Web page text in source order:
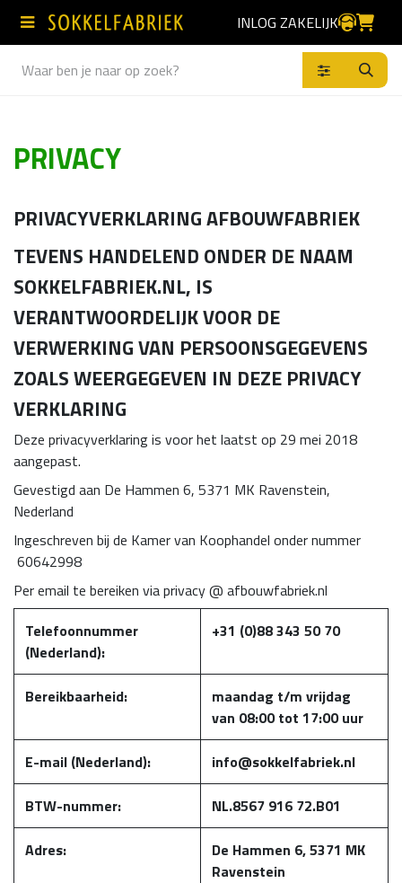
Overslaan naar inhoud
INLOG ZAKELIJK
Producten
PRIVACY
PRIVACYVERKLARING AFBOUWFABRIEK
TEVENS HANDELEND ONDER DE NAAM
SOKKELFABRIEK.NL, IS
VERANTWOORDELIJK VOOR DE
VERWERKING VAN PERSOONSGEGEVENS
ZOALS WEERGEGEVEN IN DEZE PRIVACY
VERKLARING
Deze privacyverklaring is voor het laatst op 29 mei 2018
aangepast.
Gevestigd aan De Hammen 6, 5371 MK Ravenstein,
Nederland
Ingeschreven bij de Kamer van Koophandel onder nummer
60642998
Per email te bereiken via privacy @ afbouwfabriek.nl
Telefoonnummer
(Nederland):
+31 (0)88 343 50 70
Bereikbaarheid:
maandag t/m vrijdag
van 08:00 tot 17:00 uur
E-mail (Nederland): info@sokkelfabriek.nl
BTW-nummer: NL.8567 916 72.B01
Adres:
De Hammen 6, 5371 MK
Ravenstein